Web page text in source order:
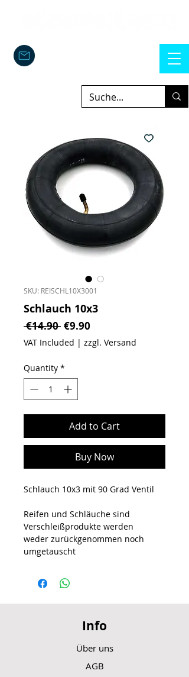
SKU: REISCHL10X3001
Schlauch 10x3
€14.90 Regular Price
€9.90
VAT Included | zzgl. Versand
Quantity *
Add to Cart
Buy Now
Schlauch 10x3 mit 90 Grad Ventil
Reifen und Schläuche sind
Verschleißprodukte werden
weder zurückgenommen noch
umgetauscht
Info
Über uns
AGB